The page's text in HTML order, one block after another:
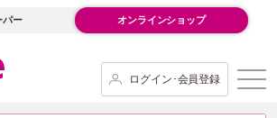
パー オンラインショップ
ログイン･会員登録